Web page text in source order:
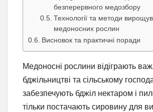
безперервного медозбору
Технології та методи
медоносних рослин
Висновок та практичні поради
Медоносні рослини відіграють
бджільництві та сільському
забезпечують бджіл нектаром і
тільки постачають сировину для